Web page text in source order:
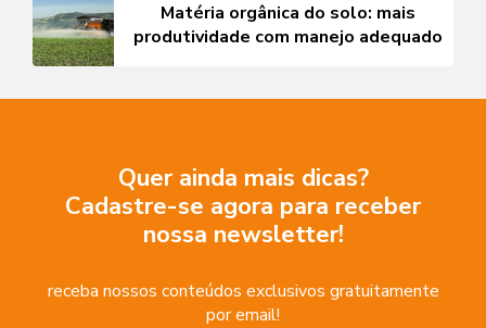
Matéria orgânica do solo: mais
produtividade com manejo adequado
Quer ainda mais dicas?
Cadastre-se agora para receber
nossa newsletter!
receba nossos conteúdos exclusivos gratuitamente
por email!